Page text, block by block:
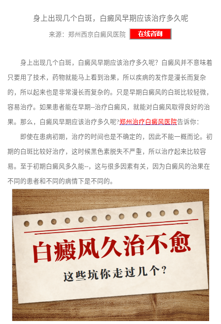
身上出现几个白斑，白癜风早期应该治疗多久呢
来源：郑州西京白癜风医院
身上出现几个白斑，白癜风早期应该治疗多久呢？白癜风并不意味着
只要用了技术，药物就能马上看到治果，所以疾病的发作是漫长而复杂
的，所以起来也是非常漫长而复杂的。只是早期白癜风的白斑比较轻微，
容易治疗。如果患者能在早期--治疗白癜风，就能对白癜风取得良好的治
果。那么，白癜风早期应该治疗多久呢?郑州治疗白癜风医院告诉你：
即使在患病初期，治疗的时间也是不确定的，因此不能一概而论。初
期的白斑比较好治疗，这时候黑色素脱失不严重，所以治疗起来比较容
易。至于初期白癜风多久能--，这与很多因素有关，因为白癜风的治果在
不同的患者和不同的病情下是不同的。